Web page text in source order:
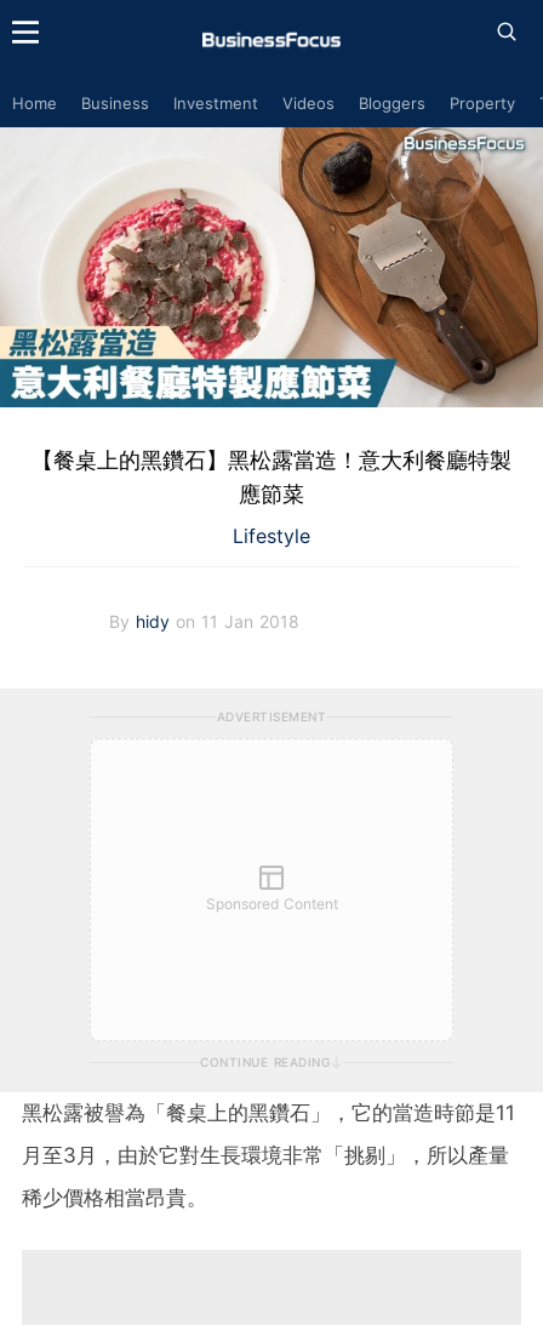
Home Business Investment Videos Bloggers Property
【餐桌上的黑鑽石】黑松露當造！意大利餐廳特製
應節菜
Lifestyle
By hidy on 11 Jan 2018
ADVERTISEMENT
Sponsored Content
CONTINUE READING
黑松露被譽為「餐桌上的黑鑽石」，它的當造時節是11
月至3月，由於它對生長環境非常「挑剔」，所以產量
稀少價格相當昂貴。